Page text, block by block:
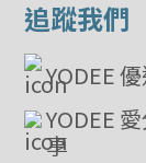
追蹤我們
YODEE
YODEE
享